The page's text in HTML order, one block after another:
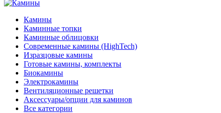
Камины
Каминные топки
Каминные облицовки
Современные камины (HighTech)
Изразцовые камины
Готовые камины, комплекты
Биокамины
Электрокамины
Вентиляционные решетки
Аксессуары/опции для каминов
Все категории